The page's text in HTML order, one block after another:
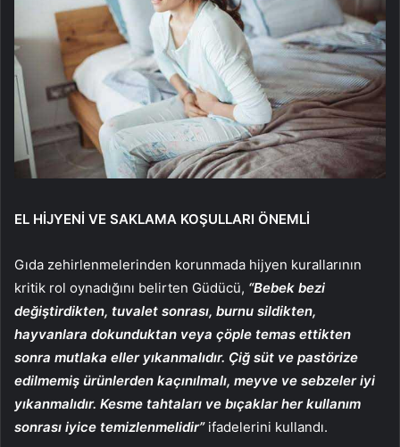
EL HİJYENİ VE SAKLAMA KOŞULLARI ÖNEMLİ
Gıda zehirlenmelerinden korunmada hijyen kurallarının
kritik rol oynadığını belirten Güdücü, “Bebek bezi
değiştirdikten, tuvalet sonrası, burnu sildikten,
hayvanlara dokunduktan veya çöple temas ettikten
sonra mutlaka eller yıkanmalıdır. Çiğ süt ve pastörize
edilmemiş ürünlerden kaçınılmalı, meyve ve sebzeler iyi
yıkanmalıdır. Kesme tahtaları ve bıçaklar her kullanım
sonrası iyice temizlenmelidir”ifadelerini kullandı.